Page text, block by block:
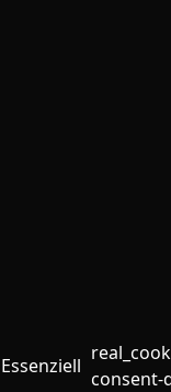
Essenziell
consent-